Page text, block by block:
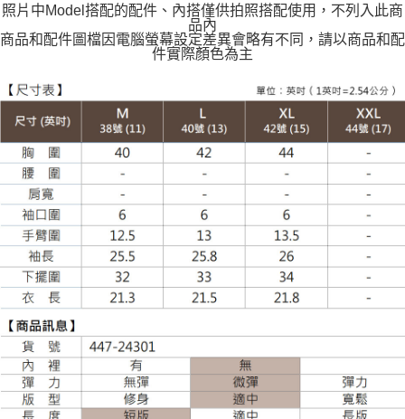
貨到付款
每筆NT$120
照片中Model搭配的配件、內搭僅供拍照搭配使用，不列入此商
品內
商品和配件圖檔因電腦螢幕設定差異會略有不同，請以商品和配
件實際顏色為主